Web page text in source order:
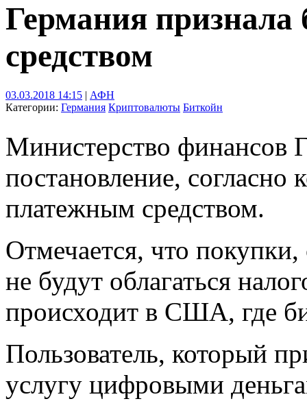
Германия
средством
03.03.2018 14:15 | АФН
Категории: Германия Криптовалюты Биткойн
Министерство финансов
постановление, согласно
платежным средством.
Отмечается, что
не будут облагаться
происходит в США, где
Пользователь, который
услугу цифровыми